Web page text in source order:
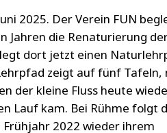
2025. Der Verein FUN
Jahren die Renaturierung
dort jetzt einen
zeigt auf fünf Tafeln,
der kleine Fluss heute
Lauf kam. Bei Rühme folgt
Frühjahr 2022 wieder ihrem